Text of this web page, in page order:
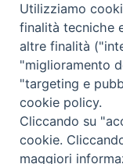
Utilizziamo
finalità tecniche
altre finalità
"miglioramento
"targeting e
cookie policy.
Cliccando su
cookie.
maggiori